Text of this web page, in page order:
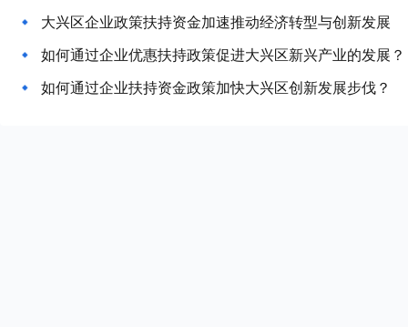
大兴区企业政策扶持资金加速推动经济转型与创新发展
如何通过企业优惠扶持政策促进大兴区新兴产业的发展？
如何通过企业扶持资金政策加快大兴区创新发展步伐？